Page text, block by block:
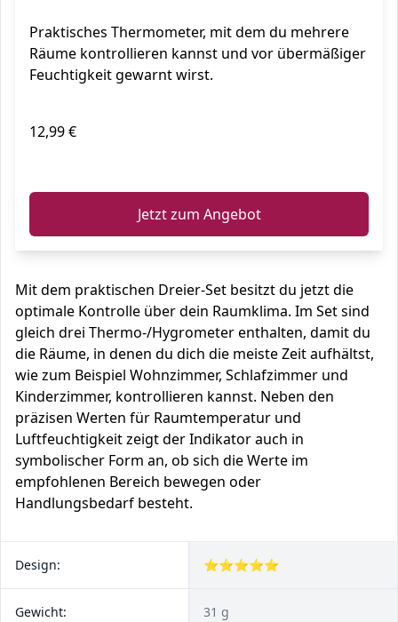
Praktisches Thermometer, mit dem du mehrere
Räume kontrollieren kannst und vor übermäßiger
Feuchtigkeit gewarnt wirst.
12,99 €
Jetzt zum Angebot
Mit dem praktischen Dreier-Set besitzt du jetzt die
optimale Kontrolle über dein Raumklima. Im Set sind
gleich drei Thermo-/Hygrometer enthalten, damit du
die Räume, in denen du dich die meiste Zeit aufhältst,
wie zum Beispiel Wohnzimmer, Schlafzimmer und
Kinderzimmer, kontrollieren kannst. Neben den
präzisen Werten für Raumtemperatur und
Luftfeuchtigkeit zeigt der Indikator auch in
symbolischer Form an, ob sich die Werte im
empfohlenen Bereich bewegen oder
Handlungsbedarf besteht.
Design: ⭐⭐⭐⭐⭐
Gewicht: 31 g